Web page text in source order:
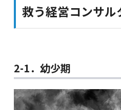
救う経営コンサル
2-1．幼少期